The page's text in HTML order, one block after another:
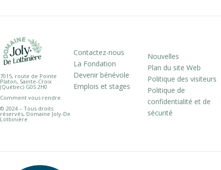
7015, route de Pointe
Platon, Sainte-Croix
(Québec) G0S 2H0
Comment vous rendre
© 2024 – Tous droits
réservés, Domaine Joly-De
Lotbinière
Contactez-nous
La Fondation
Devenir bénévole
Emplois et stages
Nouvelles
Plan du site Web
Politique des visiteurs
Politique de
confidentialité et de
sécurité